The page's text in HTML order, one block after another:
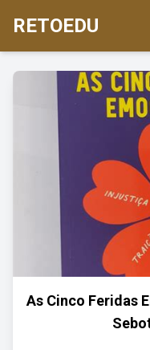
RETOEDU
As Cinco Feridas